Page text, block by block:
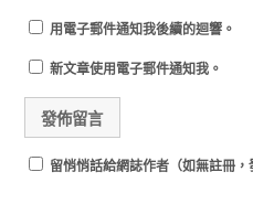
用電子郵件通知我後續的迴響。
新文章使用電子郵件通知我。
留悄悄話給網誌作者（如無註冊，